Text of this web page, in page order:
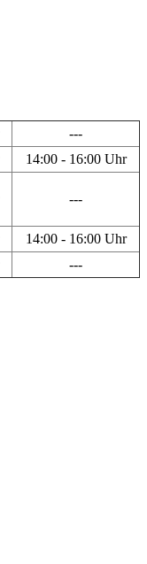
---
14:00 - 16:00 Uhr
---
14:00 - 16:00 Uhr
---